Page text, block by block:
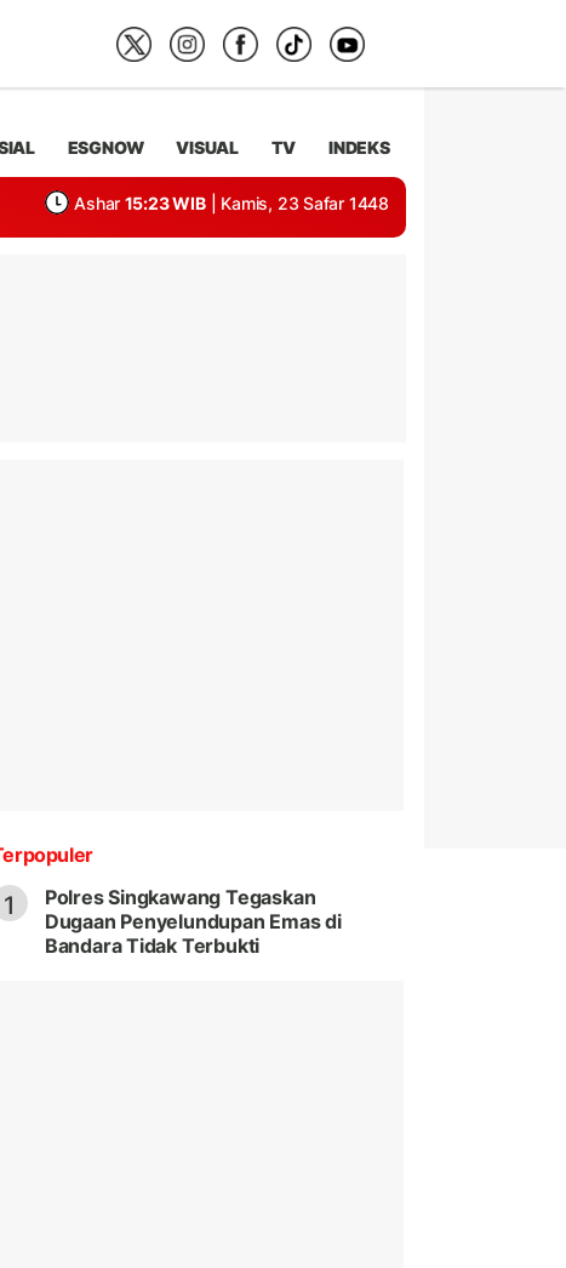
ESGNOW VISUAL TV INDEKS
Ashar 15:23 WIB | Kamis, 23 Safar 1448
1
Polres Singkawang Tegaskan
Dugaan Penyelundupan Emas di
Bandara Tidak Terbukti